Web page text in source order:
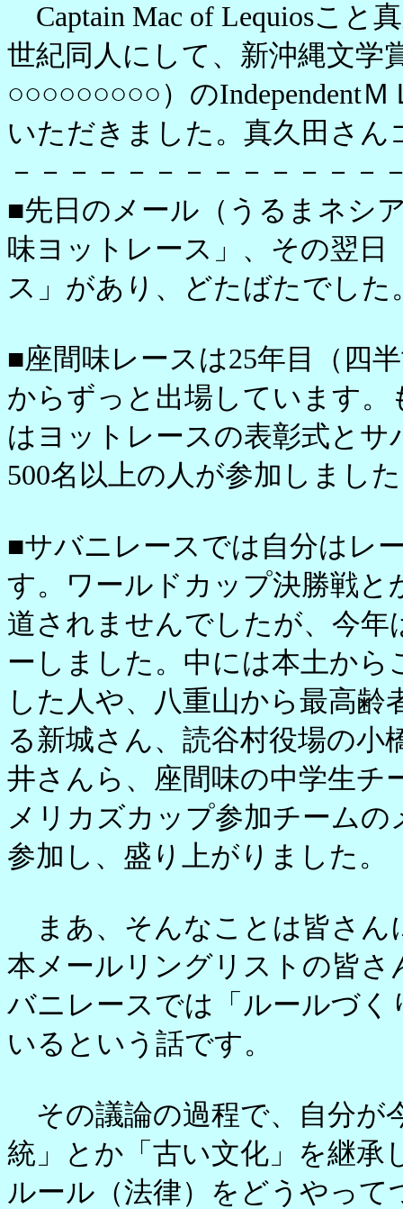
Captain Mac of Lequiosこと
世紀同人にして、新沖縄文学
○○○○○○○○○）のIndependent
いただきました。真久田さん
－－－－－－－－－－－－－
■先日のメール（うるまネシ
味ヨットレース」、その翌日
ス」があり、どたばたでした
■座間味レースは25年目（四
からずっと出場しています
はヨットレースの表彰式と
500名以上の人が参加しまし
■サバニレースでは自分はレ
す。ワールドカップ決勝戦
道されませんでしたが、今
ーしました。中には本土か
した人や、八重山から最高
る新城さん、読谷村役場の小
井さんら、座間味の中学生チ
メリカズカップ参加チーム
参加し、盛り上がりました。
まあ、そんなことは皆さん
本メールリングリストの皆
バニレースでは「ルールづ
いるという話です。
その議論の過程で、自分が
統」とか「古い文化」を継承
ルール（法律）をどうやっ